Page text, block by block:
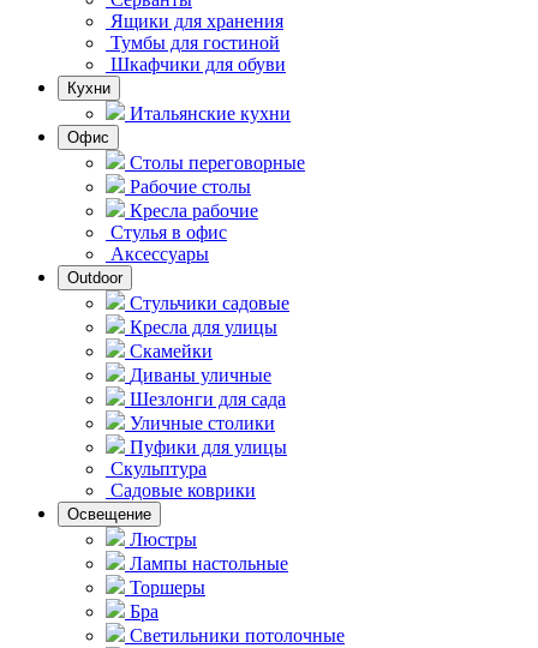
Ящики для хранения
Тумбы для гостиной
Шкафчики для обуви
Кухни
Итальянские кухни
Офис
Столы переговорные
Рабочие столы
Кресла рабочие
Стулья в офис
Аксессуары
Outdoor
Стульчики садовые
Кресла для улицы
Скамейки
Диваны уличные
Шезлонги для сада
Уличные столики
Пуфики для улицы
Скульптура
Садовые коврики
Освещение
Люстры
Лампы настольные
Торшеры
Бра
Светильники потолочные